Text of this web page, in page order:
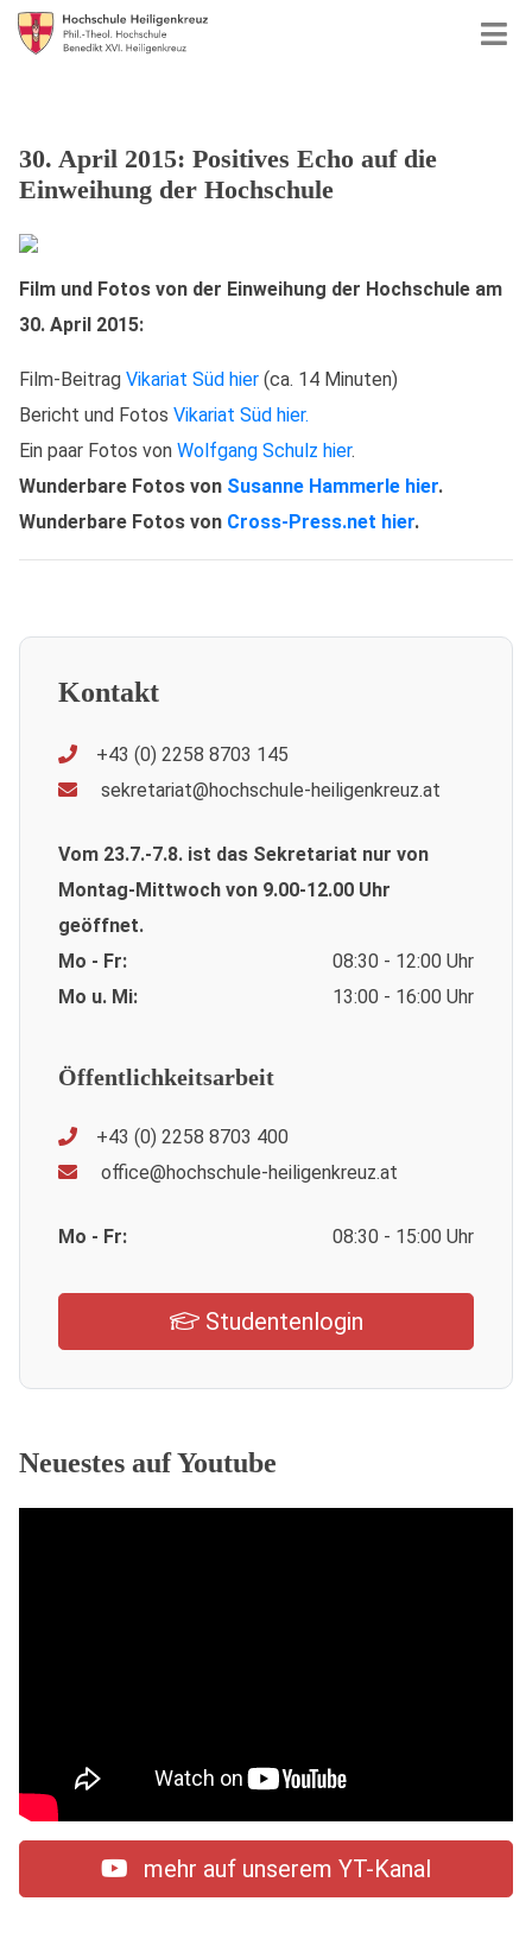
30. April 2015: Positives Echo auf die
Einweihung der Hochschule
Film und Fotos von der Einweihung der Hochschule am
30. April 2015:
Film-Beitrag Vikariat Süd hier (ca. 14 Minuten)
Bericht und Fotos Vikariat Süd hier.
Ein paar Fotos von Wolfgang Schulz hier.
Wunderbare Fotos von Susanne Hammerle hier.
Wunderbare Fotos von Cross-Press.net hier.
Kontakt
+43 (0) 2258 8703 145
sekretariat@hochschule-heiligenkreuz.at
Vom 23.7.-7.8. ist das Sekretariat nur von
Montag-Mittwoch von 9.00-12.00 Uhr
geöffnet.
Mo - Fr:
08:30 - 12:00 Uhr
Mo u. Mi:
13:00 - 16:00 Uhr
Öffentlichkeitsarbeit
+43 (0) 2258 8703 400
office@hochschule-heiligenkreuz.at
Mo - Fr: 08:30 - 15:00 Uhr
Studentenlogin
Neuestes auf Youtube
mehr auf unserem YT-Kanal